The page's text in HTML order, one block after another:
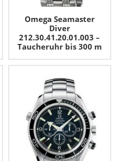
Omega Seamaster
Diver
212.30.41.20.01.003 –
Taucheruhr bis 300 m